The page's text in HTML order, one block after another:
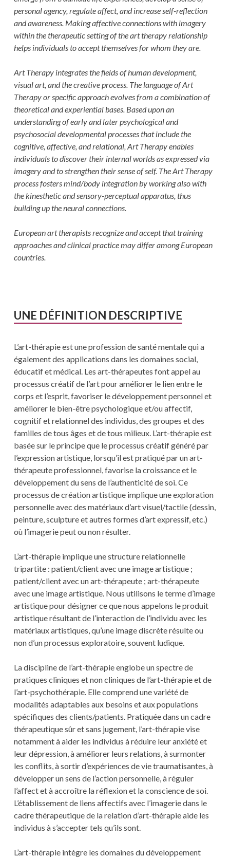
personal agency, regulate affect, and increase self-reflection
and awareness. Making affective connections with imagery
within the therapeutic setting of the art therapy relationship
helps individuals to accept themselves for whom they are.
Art Therapy integrates the fields of human development,
visual art, and the creative process. The language of Art
Therapy or specific approach evolves from a combination of
theoretical and experiential bases. Based upon an
understanding of early and later psychological and
psychosocial developmental processes that include the
cognitive, affective, and relational, Art Therapy enables
individuals to discover their internal worlds as expressed via
imagery and to strengthen their sense of self. The Art Therapy
process fosters mind/body integration by working also with
the kinesthetic and sensory-perceptual apparatus, thus
building up the neural connections.
European art therapists recognize and accept that training
approaches and clinical practice may differ among European
countries.
UNE DÉFINITION DESCRIPTIVE
L’art-thérapie est une profession de santé mentale qui a
également des applications dans les domaines social,
éducatif et médical. Les art-thérapeutes font appel au
processus créatif de l’art pour améliorer le lien entre le
corps et l’esprit, favoriser le développement personnel et
améliorer le bien-être psychologique et/ou affectif,
cognitif et relationnel des individus, des groupes et des
familles de tous âges et de tous milieux. L’art-thérapie est
basée sur le principe que le processus créatif généré par
l’expression artistique, lorsqu’il est pratiqué par un art-
thérapeute professionnel, favorise la croissance et le
développement du sens de l’authenticité de soi. Ce
processus de création artistique implique une exploration
personnelle avec des matériaux d’art visuel/tactile (dessin,
peinture, sculpture et autres formes d’art expressif, etc.)
où l’imagerie peut ou non résulter.
L’art-thérapie implique une structure relationnelle
tripartite : patient/client avec une image artistique ;
patient/client avec un art-thérapeute ; art-thérapeute
avec une image artistique. Nous utilisons le terme d’image
artistique pour désigner ce que nous appelons le produit
artistique résultant de l’interaction de l’individu avec les
matériaux artistiques, qu’une image discrète résulte ou
non d’un processus exploratoire, souvent ludique.
La discipline de l’art-thérapie englobe un spectre de
pratiques cliniques et non cliniques de l’art-thérapie et de
l’art-psychothérapie. Elle comprend une variété de
modalités adaptables aux besoins et aux populations
spécifiques des clients/patients. Pratiquée dans un cadre
thérapeutique sûr et sans jugement, l’art-thérapie vise
notamment à aider les individus à réduire leur anxiété et
leur dépression, à améliorer leurs relations, à surmonter
les conflits, à sortir d’expériences de vie traumatisantes, à
développer un sens de l’action personnelle, à réguler
l’affect et à accroître la réflexion et la conscience de soi.
L’établissement de liens affectifs avec l’imagerie dans le
cadre thérapeutique de la relation d’art-thérapie aide les
individus à s’accepter tels qu’ils sont.
L’art-thérapie intègre les domaines du développement